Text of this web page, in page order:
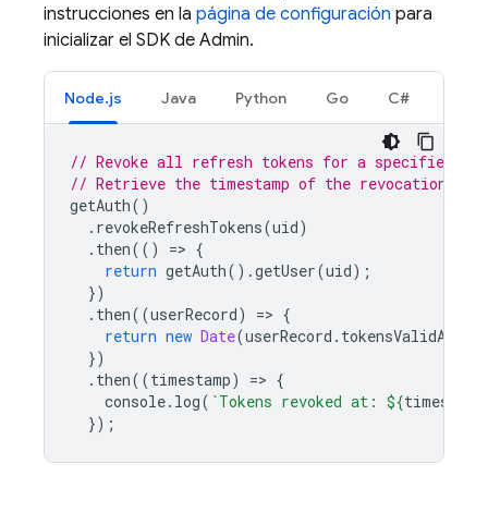
instrucciones en la página de configuración para
inicializar el SDK de Admin.
Node.js Java Python Go C#
// Revoke all refresh tokens for a specified
// Retrieve the timestamp of the revocation, in
getAuth()
. revokeRefreshTokens(uid)
. then(() => {
return getAuth().getUser(uid);
})
. then((userRecord) => {
return new Date(userRecord .
})
. then((timestamp) => {
console. log( `Tokens revoked at: ${timestamp
});